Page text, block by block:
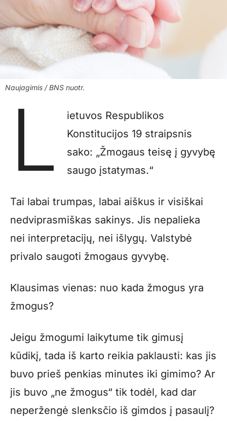
Naujagimis / BNS nuotr.
L
ietuvos Respublikos
Konstitucijos 19 straipsnis
sako: „Žmogaus teisę į gyvybę
saugo įstatymas.“
Tai labai trumpas, labai aiškus ir visiškai
nedviprasmiškas sakinys. Jis nepalieka
nei interpretacijų, nei išlygų. Valstybė
privalo saugoti žmogaus gyvybę.
Klausimas vienas: nuo kada žmogus yra
žmogus?
Jeigu žmogumi laikytume tik gimusį
kūdikį, tada iš karto reikia paklausti: kas jis
buvo prieš penkias minutes iki gimimo? Ar
jis buvo „ne žmogus“ tik todėl, kad dar
neperžengė slenksčio iš gimdos į pasaulį?